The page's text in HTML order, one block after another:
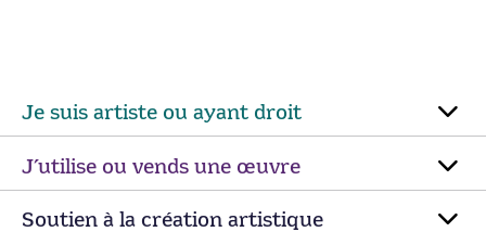
Je suis artiste ou ayant droit
J’utilise ou vends une œuvre
Soutien à la création artistique